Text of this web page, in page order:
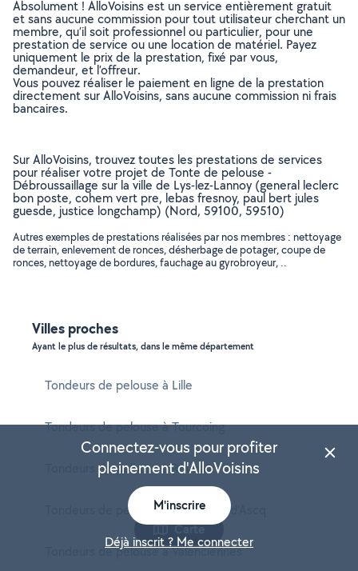
Absolument ! AlloVoisins est un service entièrement gratuit
et sans aucune commission pour tout utilisateur cherchant un
membre, qu’il soit professionnel ou particulier, pour une
prestation de service ou une location de matériel. Payez
uniquement le prix de la prestation, fixé par vous,
demandeur, et l’offreur.
Vous pouvez réaliser le paiement en ligne de la prestation
directement sur AlloVoisins, sans aucune commission ni frais
bancaires.
Sur AlloVoisins, trouvez toutes les prestations de services
pour réaliser votre projet de Tonte de pelouse -
Débroussaillage sur la ville de Lys-lez-Lannoy (general leclerc
bon poste, cohem vert pre, lebas fresnoy, paul bert jules
guesde, justice longchamp) (Nord, 59100, 59510)
Autres exemples de prestations réalisées par nos membres : nettoyage
de terrain, enlevement de ronces, désherbage de potager, coupe de
ronces, nettoyage de bordures, fauchage au gyrobroyeur, ..
Villes proches
Ayant le plus de résultats, dans le même département
Tondeurs de pelouse à Lille
Tondeurs de pelouse à Tourcoing
Tondeurs de pelouse à Roubaix
Tondeurs de pelouse à Villeneuve-d'Ascq
Tondeurs de pelouse à Valenciennes
Carte
Connectez-vous pour profiter
pleinement d'AlloVoisins
M'inscrire
Déjà inscrit ? Me connecter